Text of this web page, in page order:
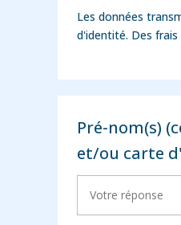
Les données
d'identité. Des
Pré-nom(s)
et/ou carte